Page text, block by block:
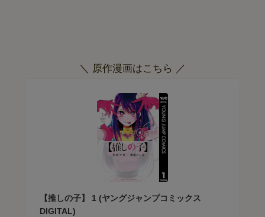
＼ 原作漫画はこちら ／
【推しの子】 1 (ヤングジャンプコミックス
DIGITAL)